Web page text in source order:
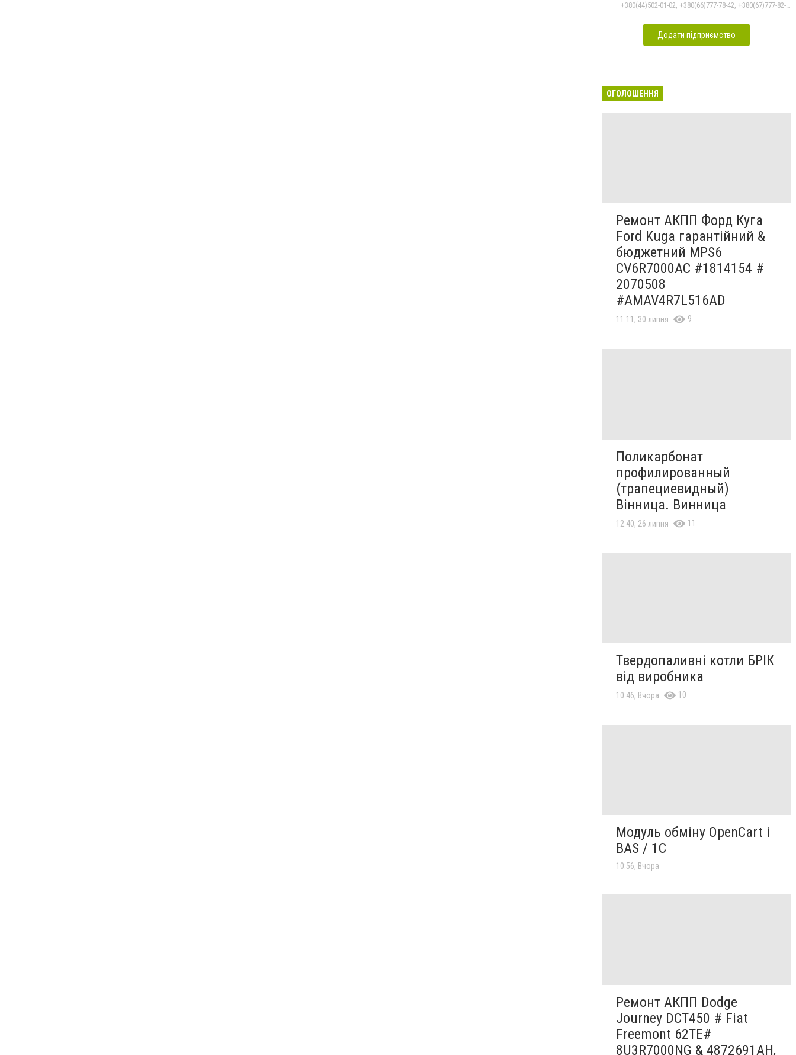
+380(44)502-01-02, +380(66)777-78-42, +380(67)777-82-19, +380(67)890-80-80, +380(73)890-80-80, +380(44)502-01-03
Додати підприємство
ОГОЛОШЕННЯ
Ремонт АКПП Форд Куга
Ford Kuga гарантійний &
бюджетний MPS6
CV6R7000AC #1814154 #
2070508
#AMAV4R7L516AD
11:11, 30 липня 9
Поликарбонат
профилированный
(трапециевидный)
Вінница. Винница
12:40, 26 липня 11
Твердопаливні котли БРІК
від виробника
10:46, Вчора 10
Модуль обміну OpenCart і
BAS / 1С
10:56, Вчора
Ремонт АКПП Dodge
Journey DCT450 # Fiat
Freemont 62TE#
8U3R7000NG & 4872691AH,